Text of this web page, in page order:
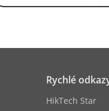
Rychlé
HikTech Star